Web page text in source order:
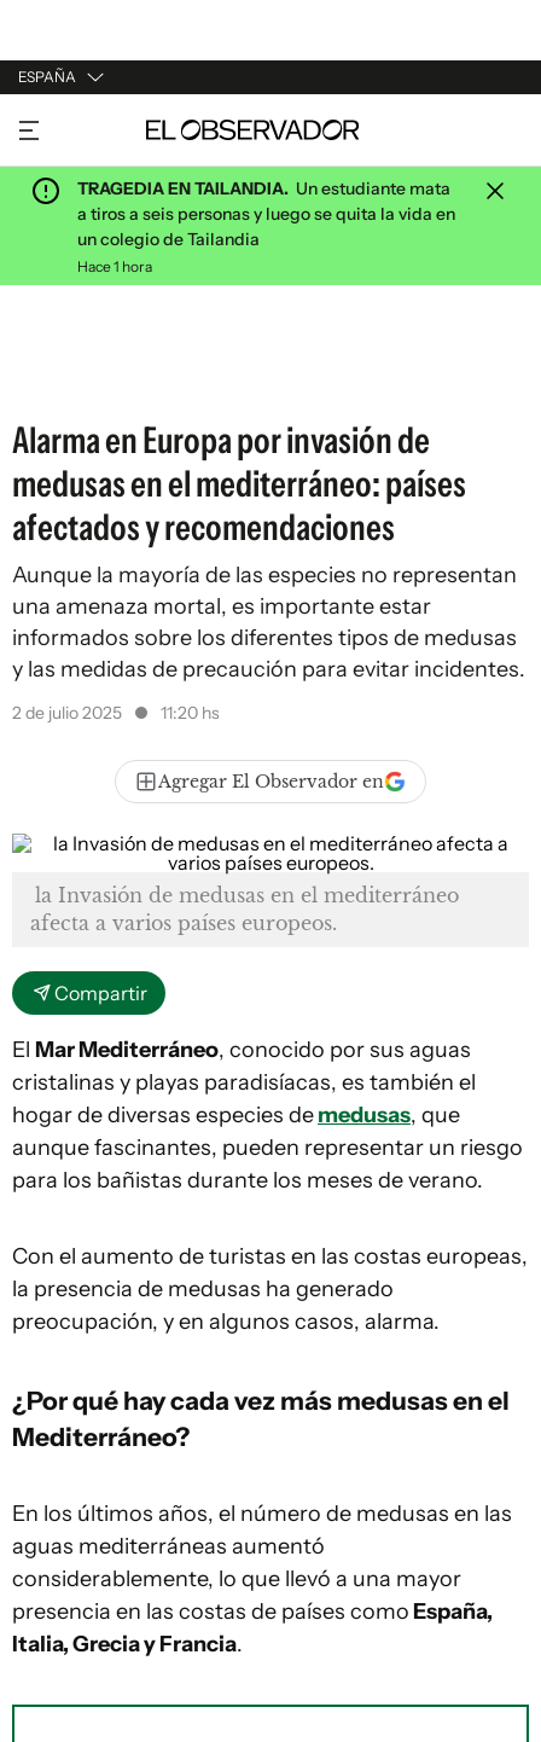
ESPAÑA
URUGUAY
ARGENTINA
ESPAÑA
ESTADOS UNIDOS
TRAGEDIA EN TAILANDIA. Un estudiante mata
a tiros a seis personas y luego se quita la vida en
un colegio de Tailandia
Hace 1 hora
Alarma en Europa por invasión de
medusas en el mediterráneo: países
afectados y recomendaciones
Aunque la mayoría de las especies no representan
una amenaza mortal, es importante estar
informados sobre los diferentes tipos de medusas
y las medidas de precaución para evitar incidentes.
2 de julio 2025 11:20 hs
Agregar El Observador en
la Invasión de medusas en el mediterráneo
afecta a varios países europeos.
Compartir
El Mar Mediterráneo, conocido por sus aguas
cristalinas y playas paradisíacas, es también el
hogar de diversas especies demedusas, que
aunque fascinantes, pueden representar un riesgo
para los bañistas durante los meses de verano.
Con el aumento de turistas en las costas europeas,
la presencia de medusas ha generado
preocupación, y en algunos casos, alarma.
¿Por qué hay cada vez más medusas en el
Mediterráneo?
En los últimos años, el número de medusas en las
aguas mediterráneas aumentó
considerablemente, lo que llevó a una mayor
presencia en las costas de países como España,
Italia, Grecia y Francia.